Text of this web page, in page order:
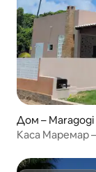
Дом – Maragogi
Каса Маремар